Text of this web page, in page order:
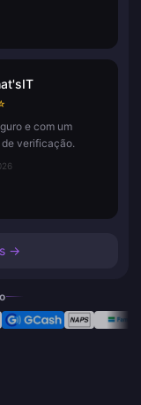
e com um
de verificação.
→